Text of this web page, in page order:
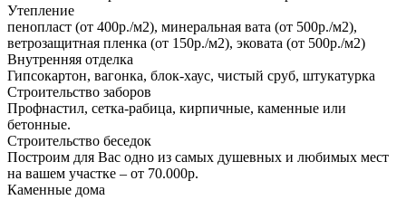
Утепление
пенопласт (от 400р./м2), минеральная вата (от 500р./м2),
ветрозащитная пленка (от 150р./м2), эковата (от 500р./м2)
Внутренняя отделка
Гипсокартон, вагонка, блок-хаус, чистый сруб, штукатурка
Строительство заборов
Профнастил, сетка-рабица, кирпичные, каменные или
бетонные.
Строительство беседок
Построим для Вас одно из самых душевных и любимых мест
на вашем участке – от 70.000р.
Каменные дома